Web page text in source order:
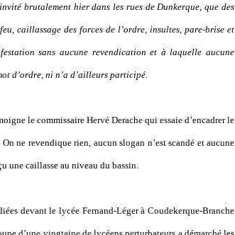
brutalement hier dans les rues de Dunkerque, que des
caillassage des forces de l’ordre, insultes, pare-brise et
sans aucune revendication et à laquelle aucune
d’ordre, ni n ’a d’ailleurs participé.
le commissaire Hervé Derache qui essaie d’encadrer le
ne revendique rien, aucun slogan n’est scandé et aucune
une caillasse au niveau du bassin.
devant le lycée Fernand-Léger à Coudekerque-Branche